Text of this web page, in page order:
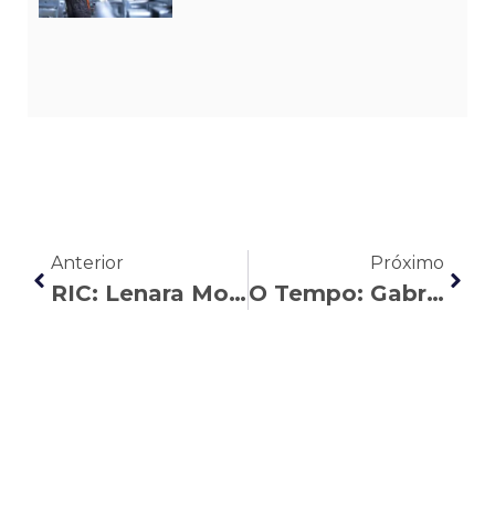
Anterior
RIC: Lenara Moreira fala sobre acidentes de trabalho e outras dúvidas
Próximo
O Tempo: Gabriel Viegas fala sobre a polêmica da venda de milhas aéreas